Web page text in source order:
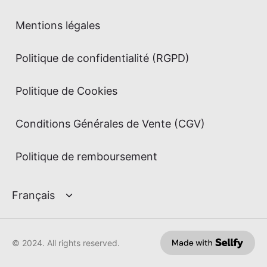
Mentions légales
Politique de confidentialité (RGPD)
Politique de Cookies
Conditions Générales de Vente (CGV)
Politique de remboursement
© 2024. All rights reserved.